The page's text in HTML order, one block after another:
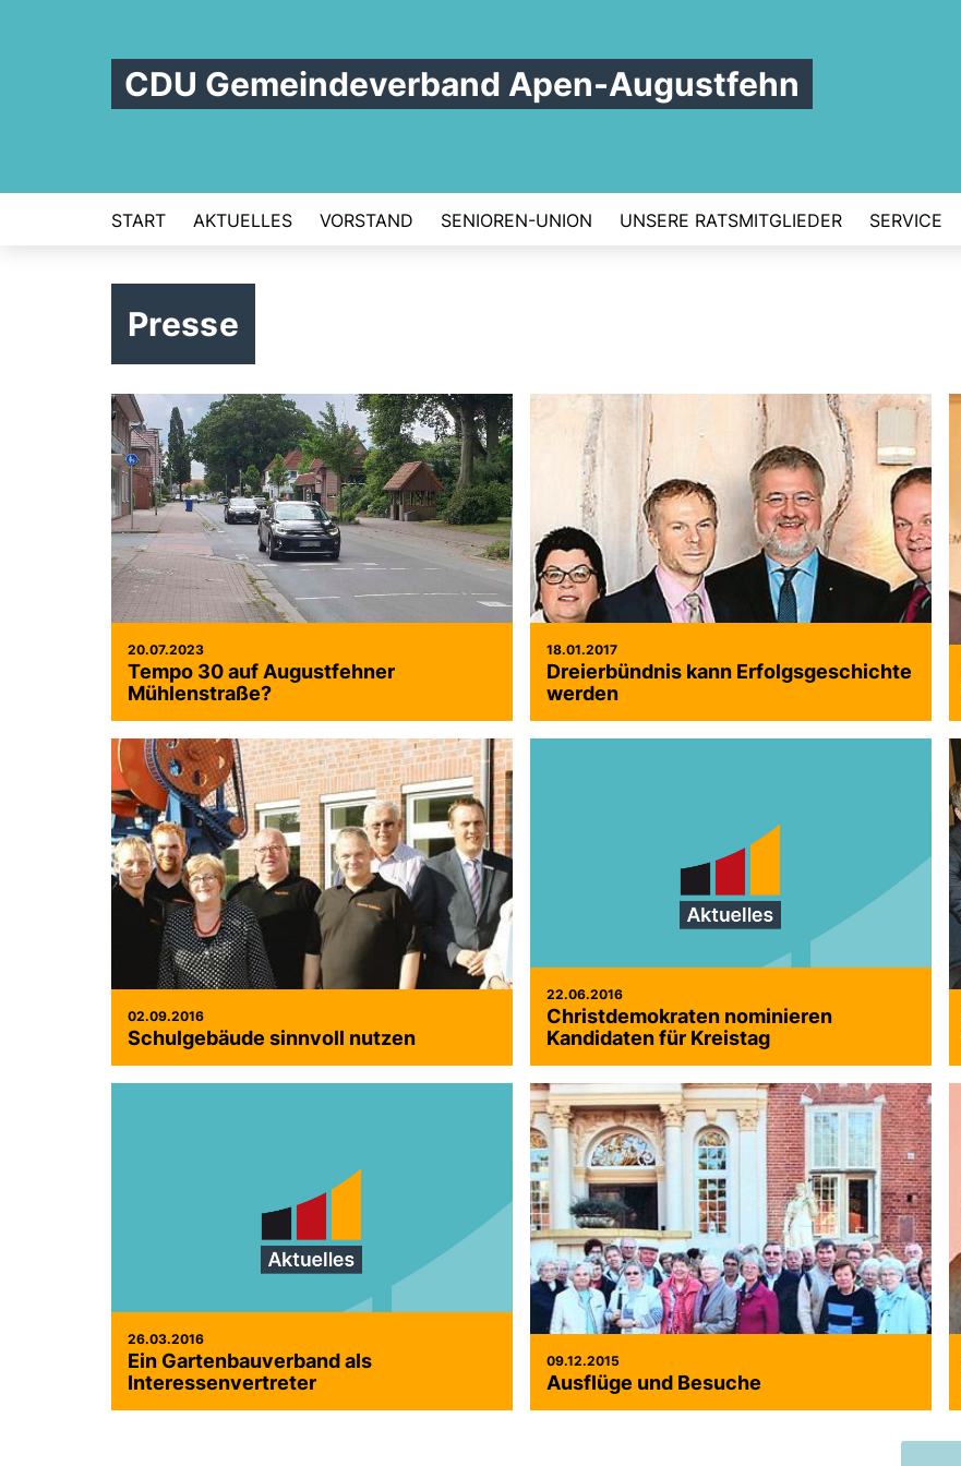
CDU Gemeindeverband Apen-Augustfehn
START AKTUELLES VORSTAND SENIOREN-UNION UNSERE RATSMITGLIEDER SERVICE
Presse
20.07.2023
Tempo 30 auf Augustfehner
Mühlenstraße?
18.01.2017
Dreierbündnis kann Erfolgsgeschichte
werden
02.09.2016
Schulgebäude sinnvoll nutzen
22.06.2016
Christdemokraten nominieren
Kandidaten für Kreistag
26.03.2016
Ein Gartenbauverband als
Interessenvertreter
09.12.2015
Ausflüge und Besuche